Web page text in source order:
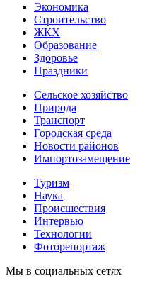
Экономика
Строительство
ЖКХ
Образование
Здоровье
Праздники
Сельское хозяйство
Природа
Транспорт
Городская среда
Новости районов
Импортозамещение
Туризм
Наука
Происшествия
Интервью
Технологии
Фоторепортаж
Мы в социальных сетях